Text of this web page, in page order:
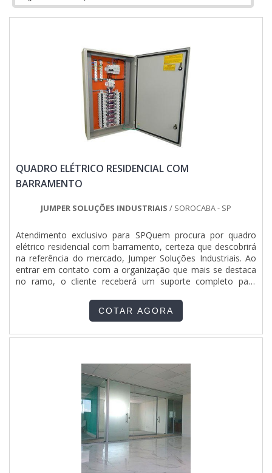
Soluções Industriais existem as melhores condições para
quem deseja achar o que precisa para quadro elétrico
industrial.É reconhecida por ser uma empresa comprometida
com seus serviços e que preza pela segurança, qualificações
possíveis pelo fato de possuir escritório de alta qualidade
onde são realizadas as atividades e sede em localização
privilegiada no estado de São Paulo.Tudo isso, somado à
performance de uma equipe multidisciplinar de consultores
associados e colaboradores eficientes, fecha o ciclo de
entrega com excelência para toda a carteira de clientes....
QUADRO ELÉTRICO RESIDENCIAL COM
BARRAMENTO
JUMPER SOLUÇÕES INDUSTRIAIS / SOROCABA - SP
Atendimento exclusivo para SPQuem procura por quadro
elétrico residencial com barramento, certeza que descobrirá
na referência do mercado, Jumper Soluções Industriais. Ao
entrar em contato com a organização que mais se destaca
no ramo, o cliente receberá um suporte completo para
adquirido.MAIS SOBRE QUADRO ELÉTRICO RESIDENCIAL
COM BARRAMENTOSe alguém pesquisar quadro elétrico
pela segurança, descobre a Jumper Soluções Industriais.
e painéis clp, a companhia garante o que há de melhor na
atualidade.Discorrendo ainda sobre quadro elétrico
residencial com barramento, deve-se descartar empresas
que não tenham produtos e serviços com ótima qualidade e
proteção, detalhes primordiais que são deixados de lado por
muitas empresas que não focam na fidelização do cliente.É
importante lembrar que o produto deve sempre ser
adquirido com companhias especializadas no segmento.
Esse tipo de cuidado ajuda a garantir a qualidade e
durabilidade dos materiais, além de evitar prejuízos com
COTAR AGORA